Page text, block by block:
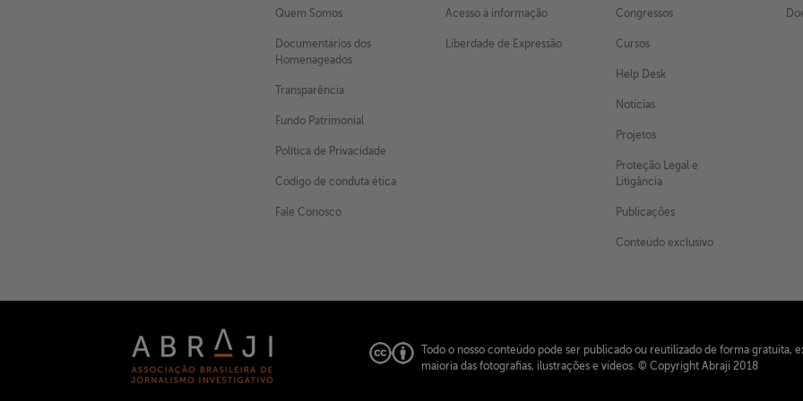
Quem Somos
Documentários dos
Homenageados
Transparência
Fundo Patrimonial
Política de Privacidade
Código de conduta ética
Fale Conosco
Acesso à informação
Liberdade de Expressão
Congressos
Cursos
Help Desk
Notícias
Projetos
Proteção Legal e
Litigância
Publicações
Conteúdo exclusivo
Todo o nosso conteúdo pode ser publicado ou reutilizado de forma gratuita,
maioria das fotografias, ilustrações e vídeos. © Copyright Abraji 2018